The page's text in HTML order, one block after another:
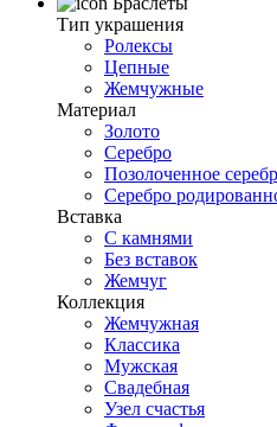
Тип украшения
Ролексы
Цепные
Жемчужные
Материал
Золото
Серебро
Позолоченное
Серебро
Вставка
С камнями
Без вставок
Жемчуг
Коллекция
Жемчужная
Классика
Мужская
Свадебная
Узел счастья